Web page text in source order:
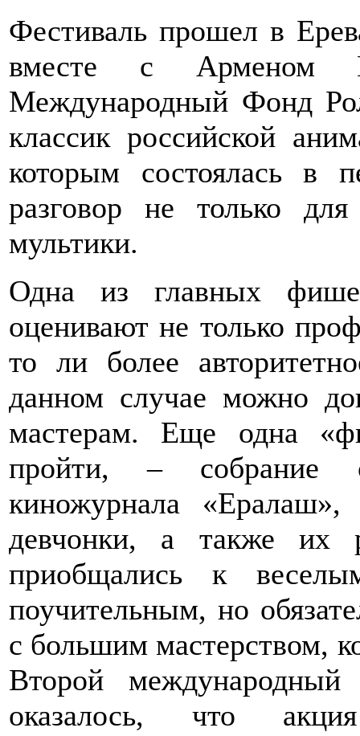
Фестиваль прошел в
вместе с Арменом
Международный Фонд
классик российской
которым состоялась в
разговор не только
мультики.
Одна из главных
оценивают не только
то ли более
данном случае можно
мастерам. Еще одна
пройти, – собрание
киножурнала
девчонки, а также их
приобщались к
поучительным, но
с большим мастерством,
Второй
оказалось, что